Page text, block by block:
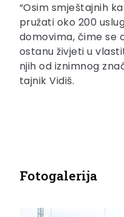
“Osim smještajnih
pružati oko 200
domovima, čime se
ostanu živjeti u
njih od iznimnog
tajnik Vidiš.
Fotogalerija